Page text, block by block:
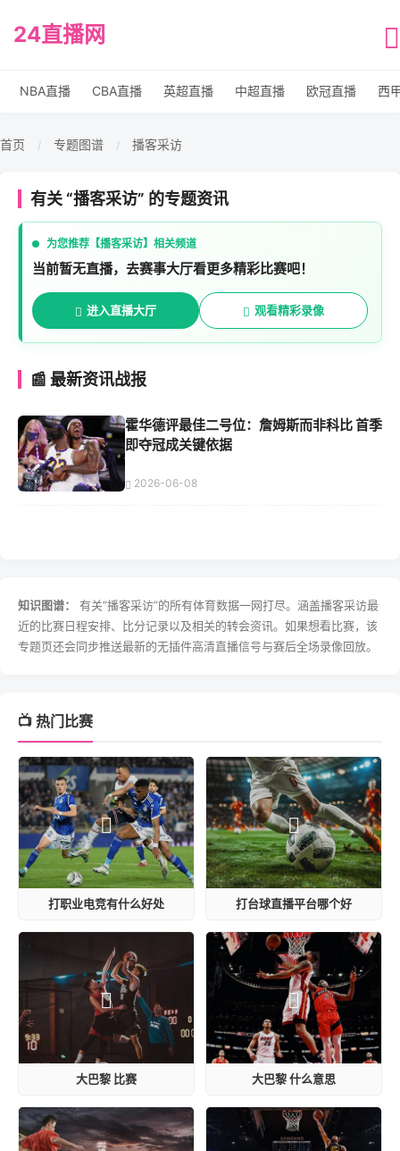
24直播网
NBA直播 CBA直播 英超直播 中超直播 欧冠直播 西
首页 / 专题图谱 / 播客采访
有关 “播客采访” 的专题资讯
为您推荐【播客采访】相关频道
当前暂无直播，去赛事大厅看更多精彩比赛吧！
进入直播大厅 观看精彩录像
📰 最新资讯战报
霍华德评最佳二号位：詹姆斯而非科比 首季
即夺冠成关键依据
2026-06-08
知识图谱：
有关“播客采访”的所有体育数据一网打尽。涵盖播客采访最
近的比赛日程安排、比分记录以及相关的转会资讯。如果想看比赛，该
专题页还会同步推送最新的无插件高清直播信号与赛后全场录像回放。
📺 热门比赛
打职业电竞有什么好处 打台球直播平台哪个好
大巴黎 比赛 大巴黎 什么意思